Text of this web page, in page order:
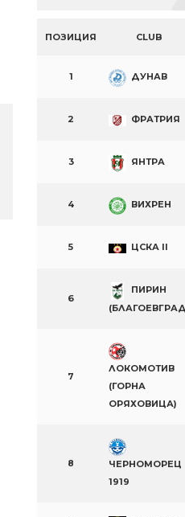
ПОЗИЦИЯ CLUB
1 ДУНАВ
2 ФРАТРИЯ
3 ЯНТРА
4 ВИХРЕН
5 ЦСКА II
6
ПИРИН
7
ЛОКОМОТИВ
(ГОРНА
ОРЯХОВИЦА)
8
ЧЕРНОМОРЕЦ
1919